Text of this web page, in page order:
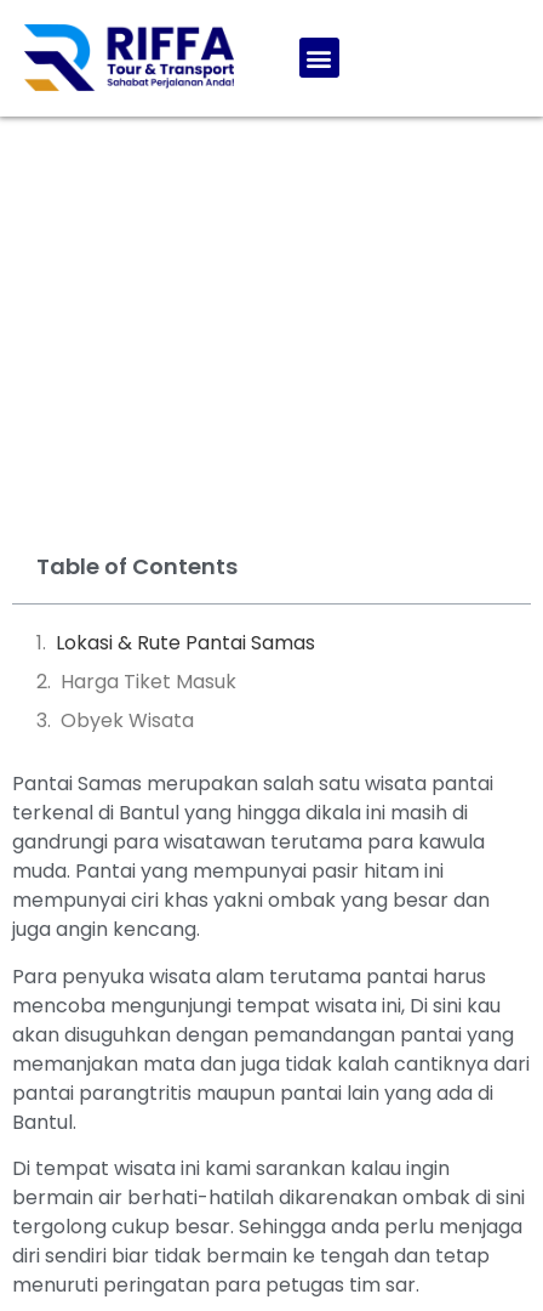
Table of Contents
Lokasi & Rute Pantai Samas
Harga Tiket Masuk
Obyek Wisata
Pantai Samas merupakan salah satu wisata pantai
terkenal di Bantul yang hingga dikala ini masih di
gandrungi para wisatawan terutama para kawula
muda. Pantai yang mempunyai pasir hitam ini
mempunyai ciri khas yakni ombak yang besar dan
juga angin kencang.
Para penyuka wisata alam terutama pantai harus
mencoba mengunjungi tempat wisata ini, Di sini kau
akan disuguhkan dengan pemandangan pantai yang
memanjakan mata dan juga tidak kalah cantiknya dari
pantai parangtritis maupun pantai lain yang ada di
Bantul.
Di tempat wisata ini kami sarankan kalau ingin
bermain air berhati-hatilah dikarenakan ombak di sini
tergolong cukup besar. Sehingga anda perlu menjaga
diri sendiri biar tidak bermain ke tengah dan tetap
menuruti peringatan para petugas tim sar.